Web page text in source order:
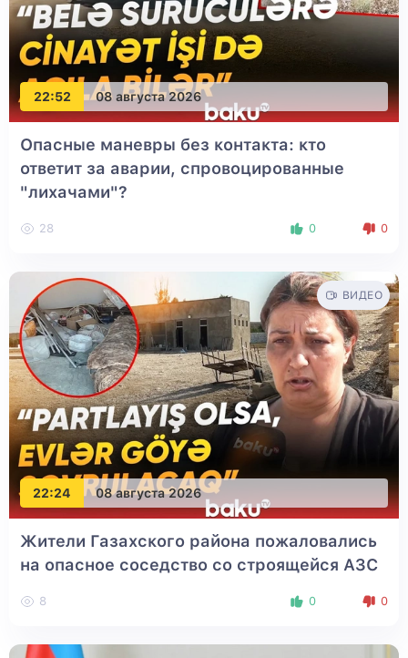
22:52 08 августа 2026
Опасные маневры без контакта: кто
ответит за аварии, спровоцированные
"лихачами"?
28 0 0
22:24 08 августа 2026
ВИДЕО
Жители Газахского района пожаловались
на опасное соседство со строящейся АЗС
8 0 0